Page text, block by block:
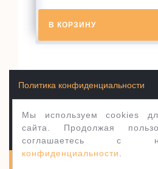
В КОРЗИНУ
Мы используем cookies
сайта. Продолжая
соглашаетесь
конфиденциальности
Условия продажи товаров
Политика конфиденциальности